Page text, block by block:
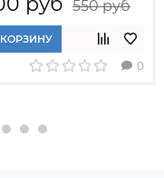
550 руб
0